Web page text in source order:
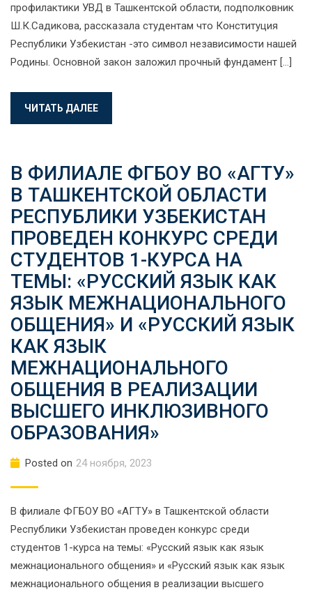
профилактики УВД в Ташкентской области, подполковник
Ш.К.Садикова, рассказала студентам что Конституция
Республики Узбекистан -это символ независимости нашей
Родины. Основной закон заложил прочный фундамент […]
ЧИТАТЬ ДАЛЕЕ
В ФИЛИАЛЕ ФГБОУ ВО «АГТУ»
В ТАШКЕНТСКОЙ ОБЛАСТИ
РЕСПУБЛИКИ УЗБЕКИСТАН
ПРОВЕДЕН КОНКУРС СРЕДИ
СТУДЕНТОВ 1-КУРСА НА
ТЕМЫ: «РУССКИЙ ЯЗЫК КАК
ЯЗЫК МЕЖНАЦИОНАЛЬНОГО
ОБЩЕНИЯ» И «РУССКИЙ ЯЗЫК
КАК ЯЗЫК
МЕЖНАЦИОНАЛЬНОГО
ОБЩЕНИЯ В РЕАЛИЗАЦИИ
ВЫСШЕГО ИНКЛЮЗИВНОГО
ОБРАЗОВАНИЯ»
Posted on 24 ноября, 2023
В филиале ФГБОУ ВО «АГТУ» в Ташкентской области
Республики Узбекистан проведен конкурс среди
студентов 1-курса на темы: «Русский язык как язык
межнационального общения» и «Русский язык как язык
межнационального общения в реализации высшего